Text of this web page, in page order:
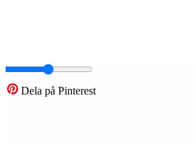
Dela på Pinterest